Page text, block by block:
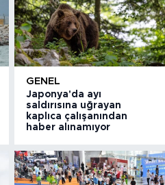
GENEL
Japonya'da ayı
saldırısına uğrayan
kaplıca çalışanından
haber alınamıyor